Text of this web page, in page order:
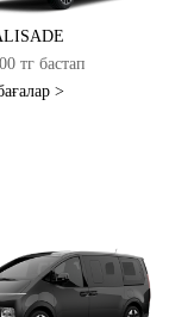
тг бастап
>